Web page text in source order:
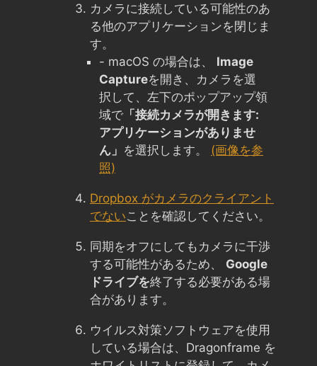
カメラに接続している可能性のあ
る他のアプリケーションを閉じま
す。
- macOS の場合は、 Image
Captureを開き、カメラを選
択して、左下のポップアップ領
域で 「接続カメラが開きます:
アプリケーションがありませ
ん」 を選択します。 (画像を参
照)
Dropbox がカメラのクライアント
でないことを確認してください。
同期をオフにしてもカメラに干渉
する可能性があるため、 Google
ドライブを終了する必要がある場
合があります。
ウイルス対策ソフトウェアを使用
している場合は、Dragonframe を